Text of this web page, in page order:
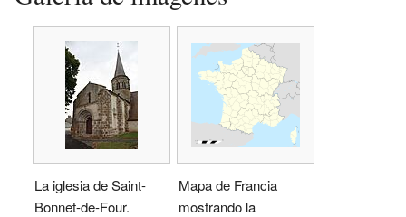
La iglesia de Saint-
Bonnet-de-Four.
Mapa de Francia
mostrando la